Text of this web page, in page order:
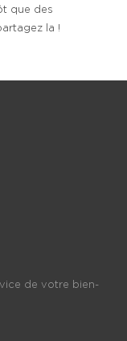
que des
la !
de votre bien-